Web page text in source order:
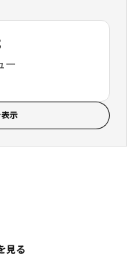
総レビュー: 338
ー
示
見る